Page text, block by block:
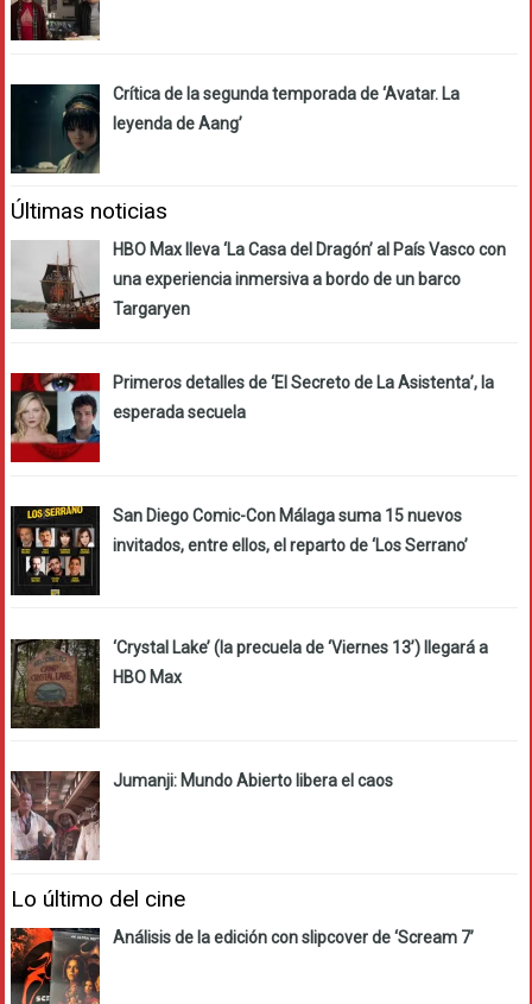
Crítica de la segunda temporada de ‘Avatar. La
leyenda de Aang’
Últimas noticias
HBO Max lleva ‘La Casa del Dragón’ al País Vasco con
una experiencia inmersiva a bordo de un barco
Targaryen
Primeros detalles de ‘El Secreto de La Asistenta’, la
esperada secuela
San Diego Comic-Con Málaga suma 15 nuevos
invitados, entre ellos, el reparto de ‘Los Serrano’
‘Crystal Lake’ (la precuela de ‘Viernes 13’) llegará a
HBO Max
Jumanji: Mundo Abierto libera el caos
Lo último del cine
Análisis de la edición con slipcover de ‘Scream 7’